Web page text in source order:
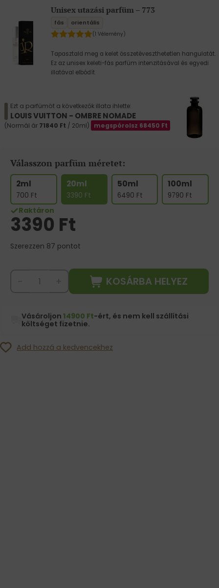
Unisex utazási parfüm – 773
fás orientális
(1 Vélemény)
Tapasztald meg a kelet összetéveszthetetlen hangulatát.
Ez az unisex keleti-fás parfüm intenzitásával és egyedi
illatával elbódít.
Ezt a parfümöt a következők illata ihlette:
LOUIS VUITTON - OMBRE NOMADE
(Normál ár 71840 Ft / 20ml) megspórolsz 68450 Ft
Válasszon parfüm méretet:
2ml
700 Ft
20ml
3390 Ft
50ml
6490 Ft
100ml
9790 Ft
Raktáron
3390 Ft
Szerezzen 87 pontot
KOSÁRBA HELYEZ
Vásároljon14900 Ft-ért, és nem kell szállítási
költséget fizetnie.
Add hozzá a kedvencekhez